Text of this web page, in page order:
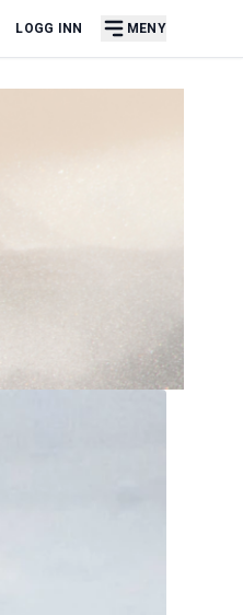
LOGG INN MENY